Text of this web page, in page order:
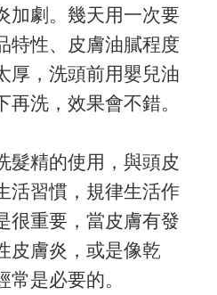
加劇。幾天用一次要
特性、皮膚油膩程度
厚，洗頭前用嬰兒油
洗，效果會不錯。
髮精的使用，與頭皮
活習慣，規律生活作
很重要，當皮膚有發
皮膚炎，或是像乾
是必要的。